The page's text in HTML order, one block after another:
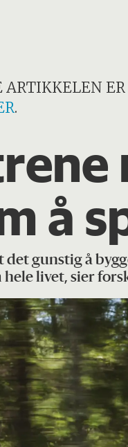
ARTIKKELEN
.
å
det gunstig å
livet, sier